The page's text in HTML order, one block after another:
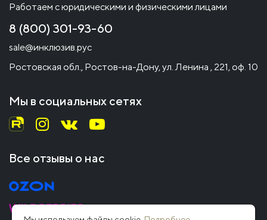
Работаем с юридическими и физическими лицами
8 (800) 301-93-60
sale@инклюзив.рус
Ростовская обл., Ростов-на-Дону, ул. Ленина , 221, оф. 10
Мы в социальных сетях
Все отзывы о нас